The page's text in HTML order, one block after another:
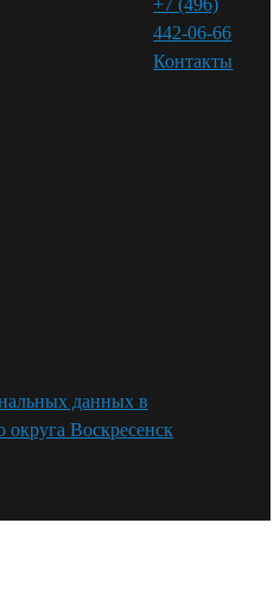
442-06-66
Контакты⁠
данных в
Воскресенск